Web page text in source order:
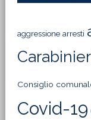
aggressione arresti
Consiglio
Covid-19